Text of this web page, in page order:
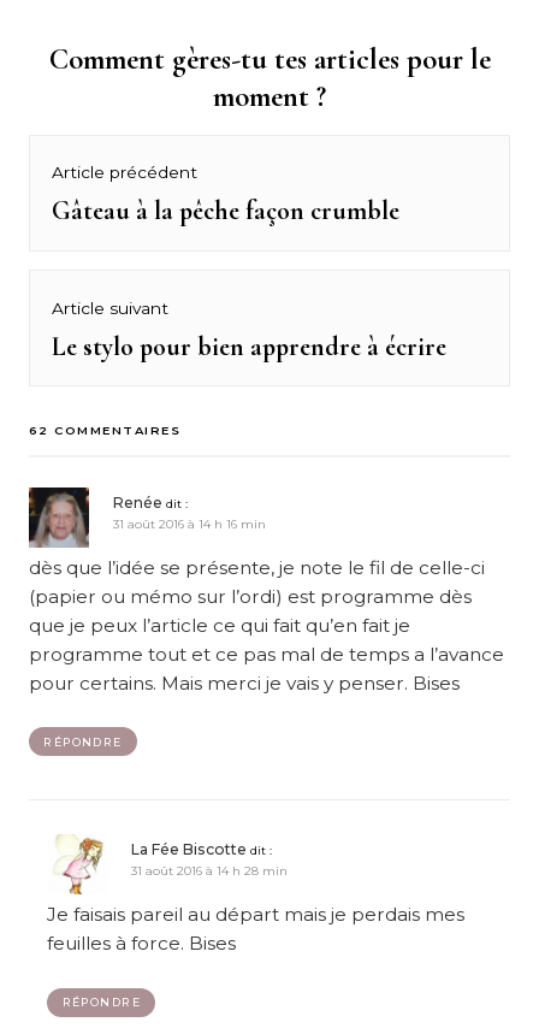
Comment gères-tu tes articles pour le
moment ?
Navigation
de
Article précédent
Previous
Gâteau à la pêche façon crumble
Article suivant
Next
Le stylo pour bien apprendre à écrire
62 COMMENTAIRES
Renée dit :
31 août 2016 à 14 h 16 min
dès que l’idée se présente, je note le fil de celle-ci
(papier ou mémo sur l’ordi) est programme dès
que je peux l’article ce qui fait qu’en fait je
programme tout et ce pas mal de temps a l’avance
pour certains. Mais merci je vais y penser. Bises
RÉPONDRE
La Fée Biscotte dit :
31 août 2016 à 14 h 28 min
Je faisais pareil au départ mais je perdais mes
feuilles à force. Bises
RÉPONDRE